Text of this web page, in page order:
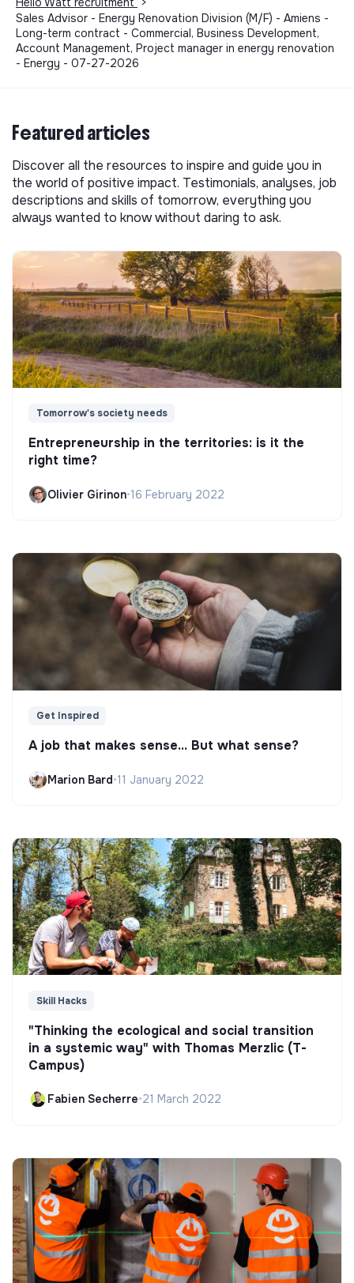
Sales Advisor - Energy Renovation Division (M/F) - Amiens -
Long-term contract - Commercial, Business Development,
Account Management, Project manager in energy renovation
- Energy - 07-27-2026
Featured articles
Discover all the resources to inspire and guide you in
the world of positive impact. Testimonials, analyses, job
descriptions and skills of tomorrow, everything you
always wanted to know without daring to ask.
Tomorrow's society needs
Entrepreneurship in the territories: is it the
right time?
Olivier Girinon•16 February 2022
Get Inspired
A job that makes sense... But what sense?
Marion Bard•11 January 2022
Skill Hacks
"Thinking the ecological and social transition
in a systemic way" with Thomas Merzlic (T-
Campus)
Fabien Secherre•21 March 2022